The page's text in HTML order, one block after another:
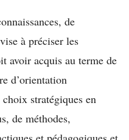
de
à préciser les
avoir acquis au terme de
d’orientation
stratégiques en
de méthodes,